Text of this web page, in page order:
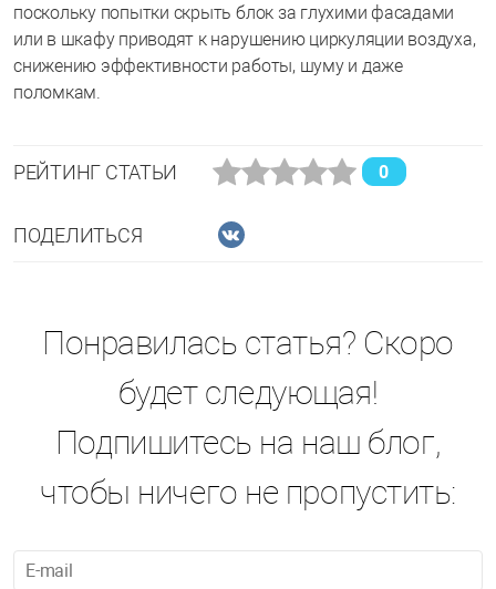
поскольку попытки скрыть блок за глухими фасадами
или в шкафу приводят к нарушению циркуляции воздуха,
снижению эффективности работы, шуму и даже
поломкам.
РЕЙТИНГ СТАТЬИ 0
ПОДЕЛИТЬСЯ
Понравилась статья? Скоро
будет следующая!
Подпишитесь на наш блог,
чтобы ничего не пропустить: